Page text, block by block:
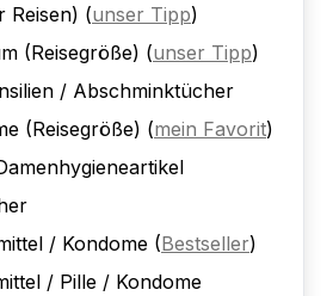
Reisen) (unser Tipp)
(Reisegröße) (unser Tipp)
/ Abschminktücher
(Reisegröße) (mein Favorit)
/ Kondome (Bestseller)
/ Pille / Kondome